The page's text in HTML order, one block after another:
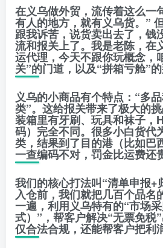
在义乌做外贸，流传着这么一
有人的地方，就有义乌货。”
跟我诉苦，说货卖出去了，钱
流和报关上了。我是老陈，在
运代理，今天不跟你玩概念，
关”的门道，以及“拼箱亏舱”
义乌的小商品有个特点： “多
类”。这给报关带来了极大的
装箱里有牙刷、玩具和袜子，
码）完全不同。很多小白货代
类，结果到了目的港（比如巴
一查编码不对，罚金比运费还
我们的核心打法叫“清单申报+
入仓前，我们就把几百个品名
一遍，利用义乌特有的“市场
式）”，帮客户解决“无票免税
仅合法合规，还能帮客户把利